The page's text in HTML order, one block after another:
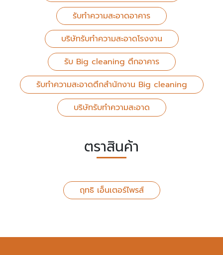
รับทำความสะอาดอาคาร
บริษัทรับทำความสะอาดโรงงาน
รับ Big cleaning ตึกอาคาร
รับทำความสะอาดตึกสำนักงาน Big cleaning
บริษัทรับทำความสะอาด
ตราสินค้า
ฤทธิ เอ็นเตอร์ไพรส์